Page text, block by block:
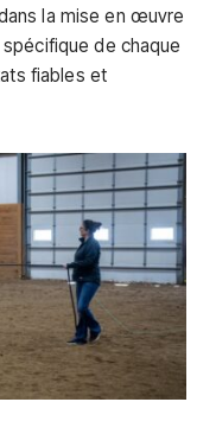
la mise en œuvre
de chaque
fiables et